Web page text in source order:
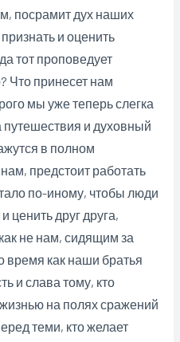
посрамит дух наших
и оценить
тот проповедует
Что принесет нам
мы уже теперь слегка
и духовный
в полном
предстоит работать
по-иному, чтобы люди
ценить друг друга,
не нам, сидящим за
время как наши братья
и слава тому, кто
на полях сражений
теми, кто желает